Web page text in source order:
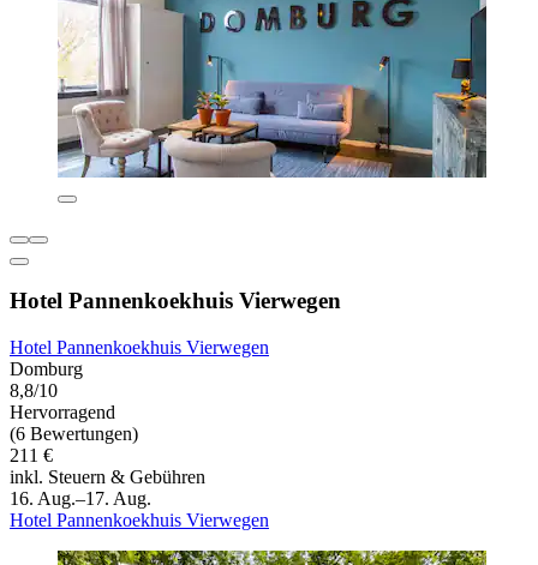
Hotel Pannenkoekhuis Vierwegen
Hotel Pannenkoekhuis Vierwegen
Domburg
8,8/10
Hervorragend
(6 Bewertungen)
211 €
inkl. Steuern & Gebühren
16. Aug.–17. Aug.
Hotel Pannenkoekhuis Vierwegen